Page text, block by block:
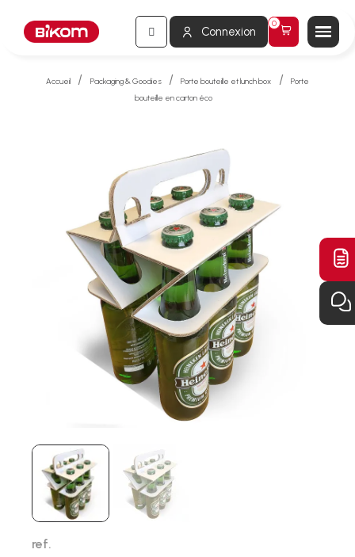
Connexion
Accueil Packaging & Goodies Porte bouteille et lunch box
Porte
bouteille en carton éco
ref.